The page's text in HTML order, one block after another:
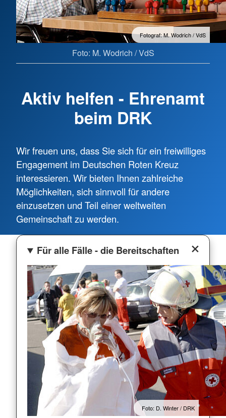
Fotograf: M. Wodrich / VdS
Foto: M. Wodrich / VdS
Aktiv helfen - Ehrenamt
beim DRK
Wir freuen uns, dass Sie sich für ein freiwilliges
Engagement im Deutschen Roten Kreuz
interessieren. Wir bieten Ihnen zahlreiche
Möglichkeiten, sich sinnvoll für andere
einzusetzen und Teil einer weltweiten
Gemeinschaft zu werden.
Für alle Fälle - die Bereitschaften
Foto: D. Winter / DRK